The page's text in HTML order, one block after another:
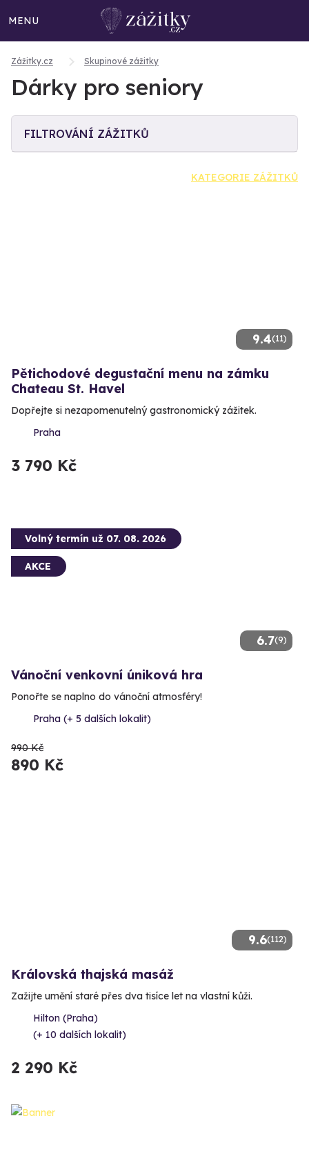
MENU
Zážitky.cz Skupinové zážitky
Dárky pro seniory
FILTROVÁNÍ ZÁŽITKŮ
KATEGORIE ZÁŽITKŮ
9.4(11)
Pětichodové degustační menu na zámku
Chateau St. Havel
Dopřejte si nezapomenutelný gastronomický zážitek.
Praha
3 790 Kč
6.7(9)
Volný termín už 07. 08. 2026
AKCE
Vánoční venkovní úniková hra
Ponořte se naplno do vánoční atmosféry!
Praha (+ 5 dalších lokalit)
990 Kč
890 Kč
9.6(112)
Královská thajská masáž
Zažijte umění staré přes dva tisíce let na vlastní kůži.
Hilton (Praha)
(+ 10 dalších lokalit)
2 290 Kč